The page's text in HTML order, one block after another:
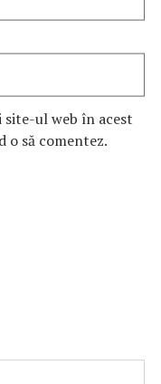
site-ul web în acest
o să comentez.